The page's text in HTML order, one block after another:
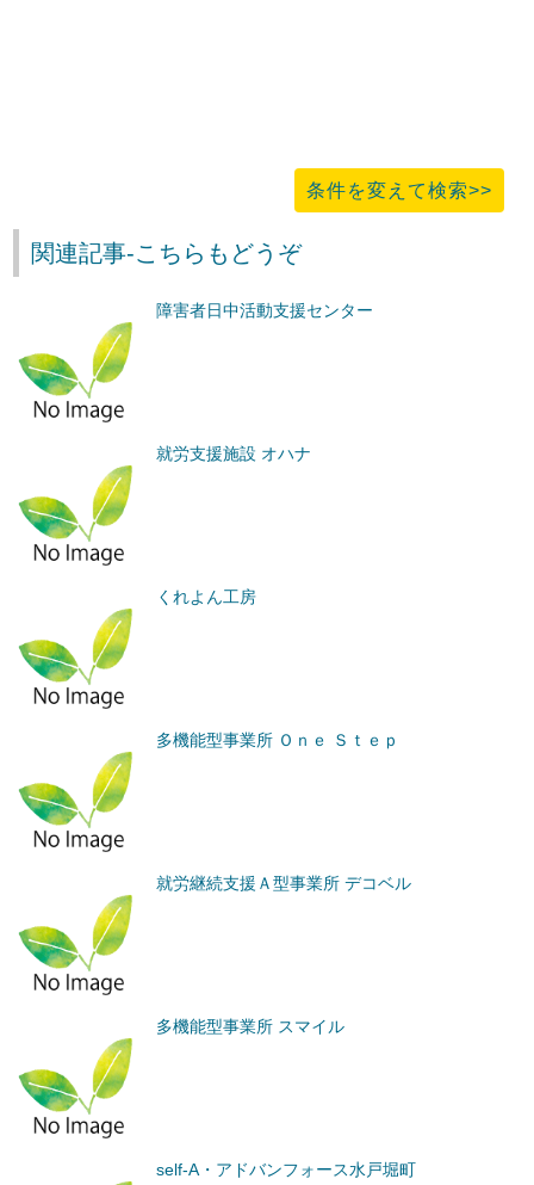
条件を変えて検索>>
関連記事-こちらもどうぞ
障害者日中活動支援センター
就労支援施設 オハナ
くれよん工房
多機能型事業所 Ｏｎｅ Ｓｔｅｐ
就労継続支援Ａ型事業所 デコベル
多機能型事業所 スマイル
self-A・アドバンフォース水戸堀町